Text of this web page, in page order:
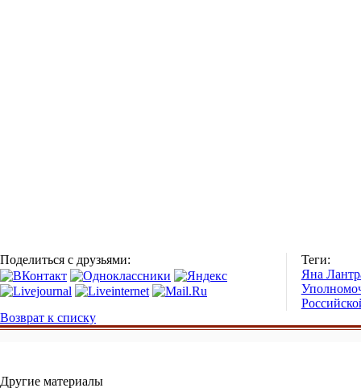
Поделиться с друзьями:
Теги:
Яна
Возврат к списку
Другие материалы